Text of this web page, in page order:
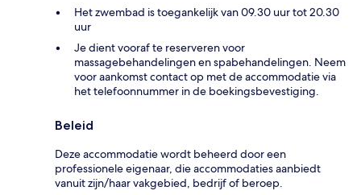
Het zwembad is toegankelijk van 09.30 uur tot 20.30
uur
Je dient vooraf te reserveren voor
massagebehandelingen en spabehandelingen. Neem
voor aankomst contact op met de accommodatie via
het telefoonnummer in de boekingsbevestiging.
Beleid
Deze accommodatie wordt beheerd door een
professionele eigenaar, die accommodaties aanbiedt
vanuit zijn/haar vakgebied, bedrijf of beroep.